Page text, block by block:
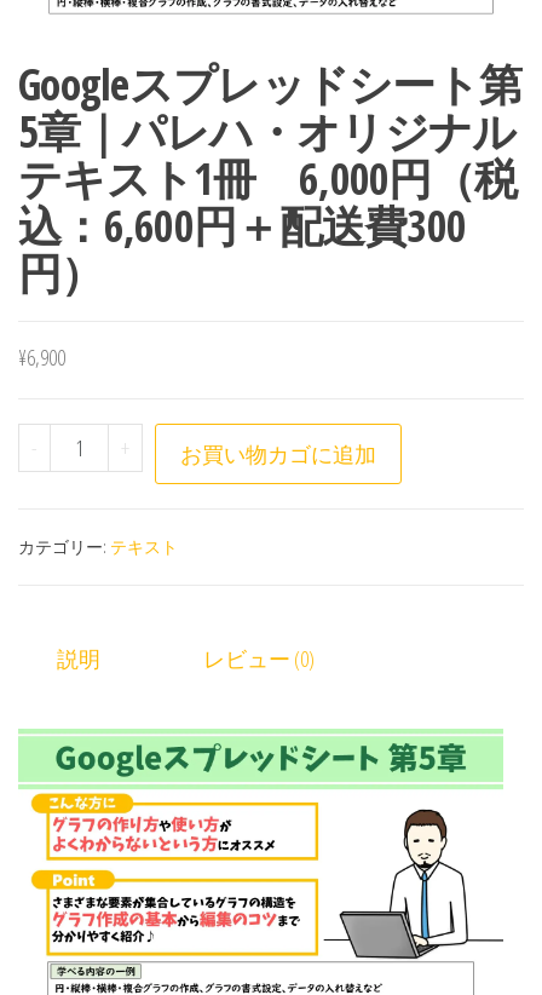
Googleスプレッドシート第
5章｜パレハ・オリジナル
テキスト1冊 6,000円（税
込：6,600円＋配送費300
円）
¥6,900
- Googleスプレッドシート第5章｜パレハ・オリジ
+ お買い物カゴに追加
カテゴリー: テキスト
説明 レビュー (0)